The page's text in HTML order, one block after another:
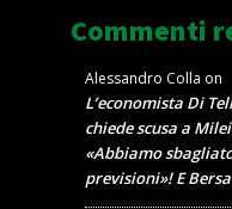
Commenti
Alessandro Colla on
L’economista Di
chiede scusa a
«Abbiamo
previsioni»! E